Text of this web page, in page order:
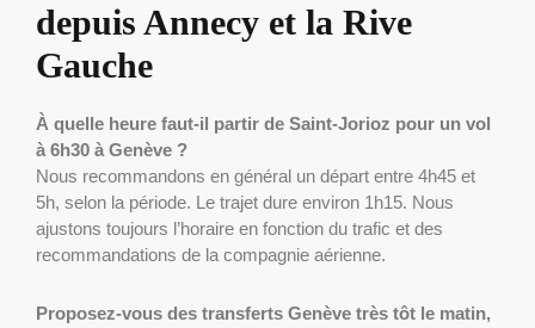
depuis Annecy et la Rive
Gauche
À quelle heure faut-il partir de Saint-Jorioz pour un vol
à 6h30 à Genève ?
Nous recommandons en général un départ entre 4h45 et
5h, selon la période. Le trajet dure environ 1h15. Nous
ajustons toujours l’horaire en fonction du trafic et des
recommandations de la compagnie aérienne.
Proposez-vous des transferts Genève très tôt le matin,